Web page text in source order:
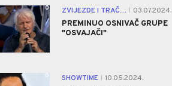
0 ZVIJEZDE I TRAČEVI
03.07.2024.
PREMINUO OSNIVAČ GRUPE
"OSVAJAČI"
0 SHOWTIME
10.05.2024.